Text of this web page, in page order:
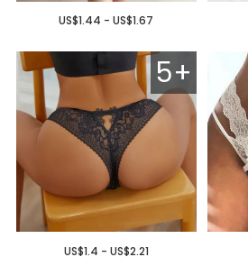
US$1.44 - US$1.67
5+
US$1.4 - US$2.21